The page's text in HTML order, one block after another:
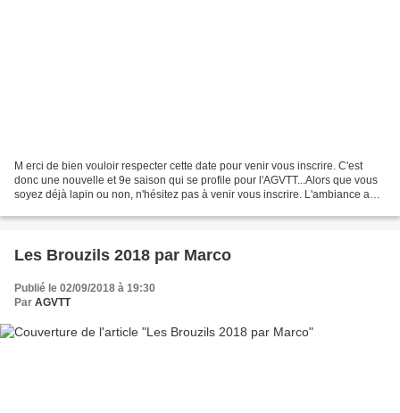
M erci de bien vouloir respecter cette date pour venir vous inscrire. C'est
donc une nouvelle et 9e saison qui se profile pour l'AGVTT...Alors que vous
soyez déjà lapin ou non, n'hésitez pas à venir vous inscrire. L'ambiance au
Les Brouzils 2018 par Marco
Publié le 02/09/2018 à 19:30
Par AGVTT